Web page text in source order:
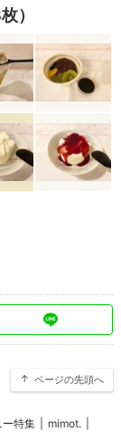
）
ページの先頭へ
ー特集 mimot.